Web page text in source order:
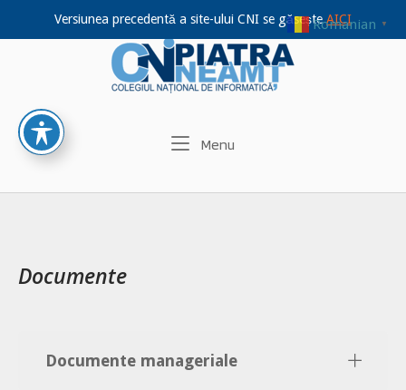
Versiunea precedentă a site-ului CNI se găseșteAICI
Home
Menu
Documente
Documente manageriale
Romanian ▼